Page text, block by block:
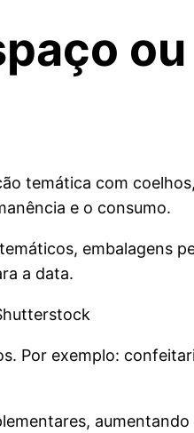
temática com
e o consumo.
embalagens
a data.
Por exemplo: